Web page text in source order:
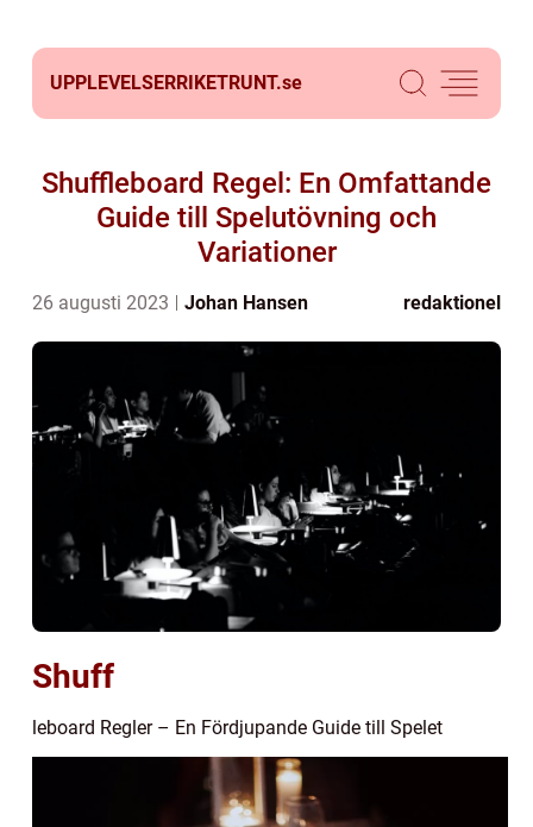
UPPLEVELSERRIKETRUNT.se
Shuffleboard Regel: En Omfattande
Guide till Spelutövning och
Variationer
26 augusti 2023 Johan Hansen redaktionel
Shuff
leboard Regler – En Fördjupande Guide till Spelet